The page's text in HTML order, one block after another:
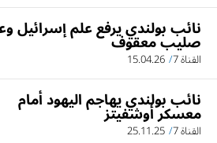
نائب بولندي يرفع علم إسرائيل
صليب معقوف
القناة 7 15.04.26
نائب بولندي يهاجم اليهود أمام
معسكر أوشفيتز
القناة 7 25.11.25